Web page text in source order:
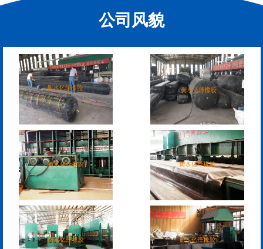
缝
缝
RG型桥梁伸缩缝
D40、60、80型桥梁伸
缩缝
模数式160、240、320伸
SF梳型伸缩缝
公司风貌